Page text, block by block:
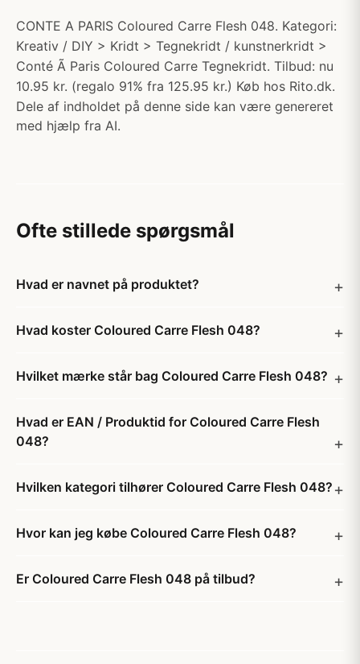
CONTE A PARIS Coloured Carre Flesh 048. Kategori:
Kreativ / DIY > Kridt > Tegnekridt / kunstnerkridt >
Conté Ã Paris Coloured Carre Tegnekridt. Tilbud: nu
10.95 kr. (regalo 91% fra 125.95 kr.) Køb hos Rito.dk.
Dele af indholdet på denne side kan være genereret
med hjælp fra AI.
Ofte stillede spørgsmål
Hvad er navnet på produktet?
Hvad koster Coloured Carre Flesh 048?
Hvilket mærke står bag Coloured Carre Flesh 048?
Hvad er EAN / Produktid for Coloured Carre Flesh
048?
Hvilken kategori tilhører Coloured Carre Flesh 048?
Hvor kan jeg købe Coloured Carre Flesh 048?
Er Coloured Carre Flesh 048 på tilbud?